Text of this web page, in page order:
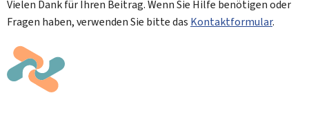
Vielen Dank für Ihren Beitrag. Wenn Sie Hilfe benötigen oder
Fragen haben, verwenden Sie bitte das Kontaktformular.